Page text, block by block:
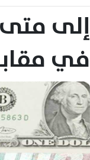
إلى متى
في